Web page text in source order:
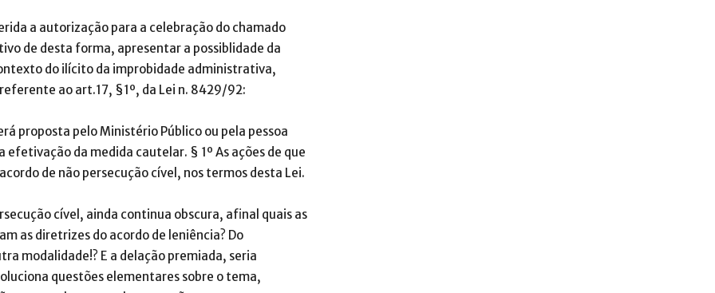
a autorização para a celebração do chamado
de desta forma, apresentar a possiblidade da
do ilícito da improbidade administrativa,
ao art.17, §1º, da Lei n. 8429/92:
proposta pelo Ministério Público ou pela pessoa
da medida cautelar. § 1º As ações de que
de não persecução cível, nos termos desta Lei.
cível, ainda continua obscura, afinal quais as
as diretrizes do acordo de leniência? Do
modalidade!? E a delação premiada, seria
questões elementares sobre o tema,